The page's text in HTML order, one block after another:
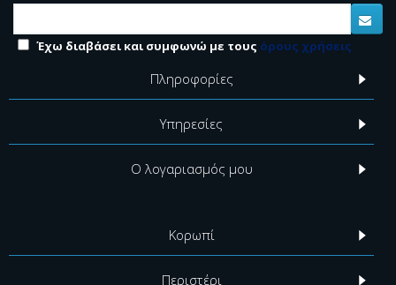
Έχω διαβάσει και συμφωνώ με τους όρους χρήσεις
Πληροφορίες
Υπηρεσίες
Ο λογαριασμός μου
Κορωπί
Περιστέρι